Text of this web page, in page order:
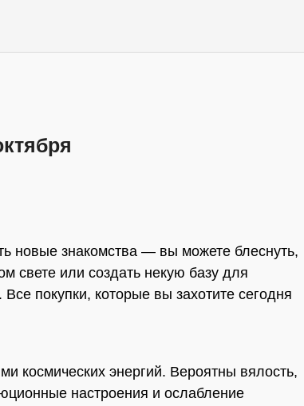
новые знакомства — вы можете блеснуть,
свете или создать некую базу для
покупки, которые вы захотите сегодня
космических энергий. Вероятны вялость,
настроения и ослабление